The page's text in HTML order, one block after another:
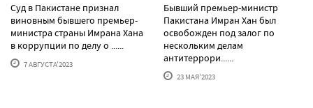
Суд в Пакистане признал
виновным бывшего премьер-
министра страны Имрана Хана
в коррупции по делу о ......
7 АВГУСТА'2023
Бывший премьер-министр
Пакистана Имран Хан был
освобожден под залог по
нескольким делам
антитеррори......
23 МАЯ'2023